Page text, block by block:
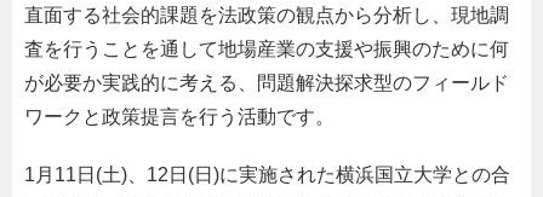
直面する社会的課題を法政策の観点から分析し、現地調
査を行うことを通して地場産業の支援や振興のために何
が必要か実践的に考える、問題解決探求型のフィールド
ワークと政策提言を行う活動です。
1月11日(土)、12日(日)に実施された横浜国立大学との合